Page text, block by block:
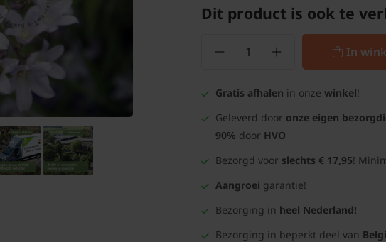
Dit product is ook te
In
Gratis afhalen in onze winkel!
Geleverd door onze eigen
90% door HVO
Bezorgd voor slechts € 17,95!
Aangroei garantie!
Bezorging in heel Nederland!
Bezorging in beperkt deel van